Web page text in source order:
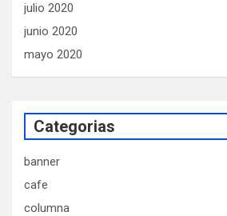
julio 2020
junio 2020
mayo 2020
Categorias
banner
cafe
columna